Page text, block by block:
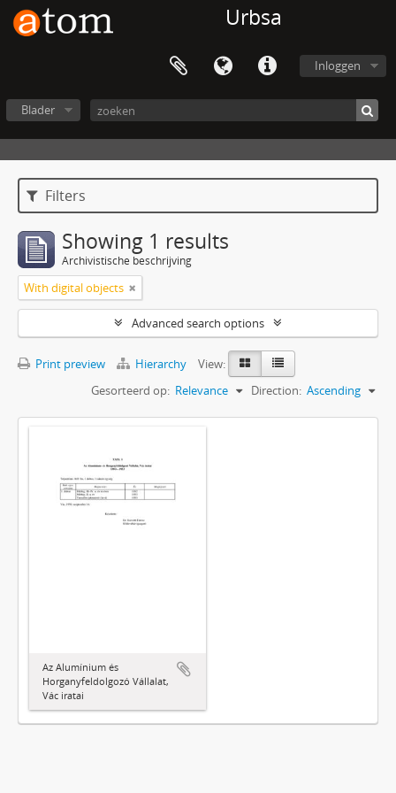
Urbsa
Inloggen
Blader
Filters
Showing 1 results
Archivistische beschrijving
With digital objects
Advanced search options
Print preview Hierarchy
View:
Gesorteerd op: Relevance Direction: Ascending
Az Alumínium és
Horganyfeldolgozó Vállalat,
Vác iratai